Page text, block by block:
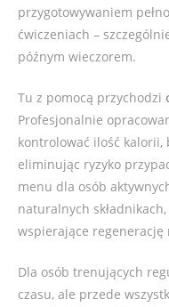
przygotowywaniem
ćwiczeniach –
późnym wieczorem.
Tu z pomocą przychodzi
Profesjonalnie
kontrolować ilość kalorii,
eliminując ryzyko
menu dla osób
naturalnych
wspierające regenerację
Dla osób trenujących
czasu, ale przede